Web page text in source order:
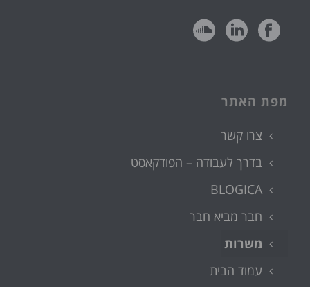
מפת האתר
צרו קשר
בדרך לעבודה – הפודקאסט
BLOGICA
חבר מביא חבר
משרות
עמוד הבית